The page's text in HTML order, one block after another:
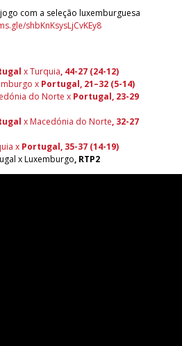
com a seleção luxemburguesa
shbKnKsysLjCvKEy8
x Turquia, 44-27 (24-12)
x Portugal, 21–32 (5-14)
do Norte x Portugal, 23-29
x Macedónia do Norte, 32-27
x Portugal, 35-37 (14-19)
x Luxemburgo, RTP2